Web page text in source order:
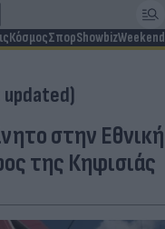
ΚόσμοςΣπορShowbizWeekend
στην Εθνική
της Κηφισιάς